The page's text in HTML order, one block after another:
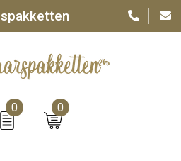
0 0